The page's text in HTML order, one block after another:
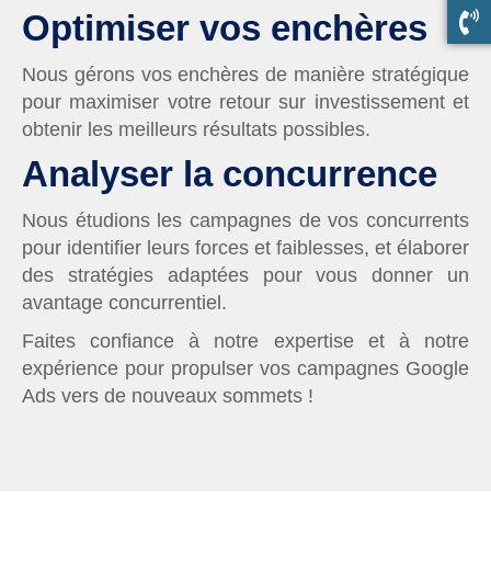
Optimiser vos enchères
Nous gérons vos enchères de manière stratégique
pour maximiser votre retour sur investissement et
obtenir les meilleurs résultats possibles.
Analyser la concurrence
Nous étudions les campagnes de vos concurrents
pour identifier leurs forces et faiblesses, et élaborer
des stratégies adaptées pour vous donner un
avantage concurrentiel.
Faites confiance à notre expertise et à notre
expérience pour propulser vos campagnes Google
Ads vers de nouveaux sommets !